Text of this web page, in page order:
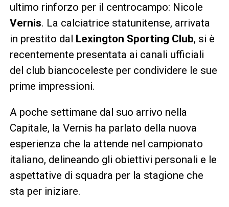
ultimo rinforzo per il centrocampo: Nicole
Vernis. La calciatrice statunitense, arrivata
in prestito dal Lexington Sporting Club, si è
recentemente presentata ai canali ufficiali
del club biancoceleste per condividere le sue
prime impressioni.
A poche settimane dal suo arrivo nella
Capitale, la Vernis ha parlato della nuova
esperienza che la attende nel campionato
italiano, delineando gli obiettivi personali e le
aspettative di squadra per la stagione che
sta per iniziare.